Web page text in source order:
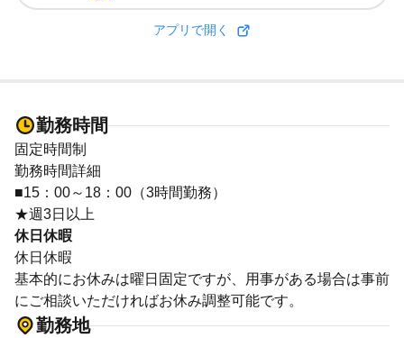
アプリで開く
勤務時間
固定時間制
勤務時間詳細
■15：00～18：00（3時間勤務）
★週3日以上
休日休暇
休日休暇
基本的にお休みは曜日固定ですが、用事がある場合は事前
にご相談いただければお休み調整可能です。
勤務地